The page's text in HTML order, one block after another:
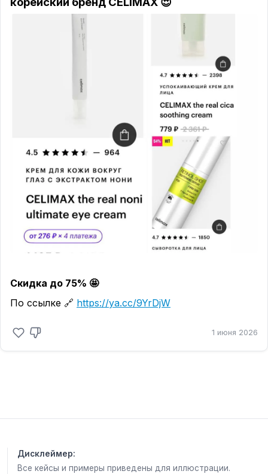
Скидка до 75% 🤩
По ссылке 🔗 https://ya.cc/9YrDjW
1 июня 2026
Дисклеймер:
Все кейсы и примеры приведены для иллюстрации.